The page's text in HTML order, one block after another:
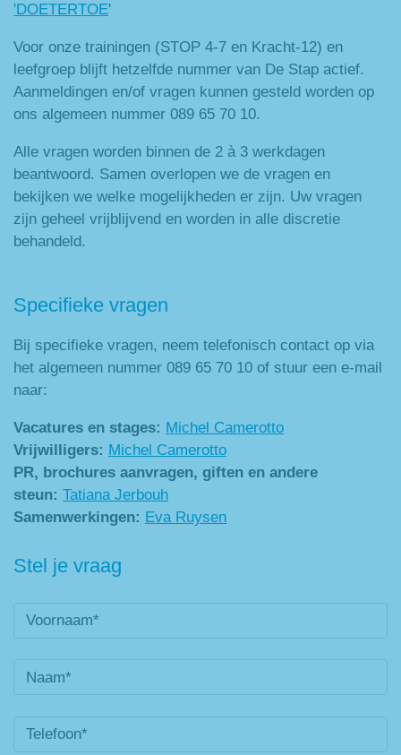
'DOETERTOE'
Voor onze trainingen (STOP 4-7 en Kracht-12) en
leefgroep blijft hetzelfde nummer van De Stap actief.
Aanmeldingen en/of vragen kunnen gesteld worden op
ons algemeen nummer 089 65 70 10.
Alle vragen worden binnen de 2 à 3 werkdagen
beantwoord. Samen overlopen we de vragen en
bekijken we welke mogelijkheden er zijn. Uw vragen
zijn geheel vrijblijvend en worden in alle discretie
behandeld.
Specifieke vragen
Bij specifieke vragen, neem telefonisch contact op via
het algemeen nummer 089 65 70 10 of stuur een e-mail
naar:
Vacatures en stages: Michel Camerotto
Vrijwilligers: Michel Camerotto
PR, brochures aanvragen, giften en andere
steun: Tatiana Jerbouh
Samenwerkingen: Eva Ruysen
Stel je vraag